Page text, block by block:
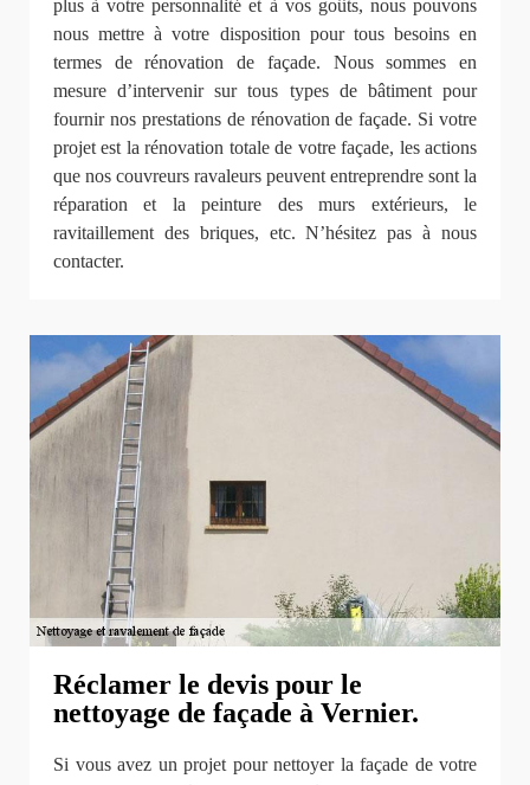
plus à votre personnalité et à vos goûts, nous pouvons
nous mettre à votre disposition pour tous besoins en
termes de rénovation de façade. Nous sommes en
mesure d’intervenir sur tous types de bâtiment pour
fournir nos prestations de rénovation de façade. Si votre
projet est la rénovation totale de votre façade, les actions
que nos couvreurs ravaleurs peuvent entreprendre sont la
réparation et la peinture des murs extérieurs, le
ravitaillement des briques, etc. N’hésitez pas à nous
contacter.
Réclamer le devis pour le
nettoyage de façade à Vernier.
Si vous avez un projet pour nettoyer la façade de votre